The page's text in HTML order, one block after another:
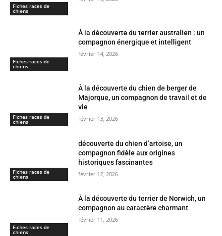
Fiches races de
chiens
Fiches races de
chiens
À la découverte du terrier australien : un
compagnon énergique et intelligent
février 14, 2026
Fiches races de
chiens
À la découverte du chien de berger de
Majorque, un compagnon de travail et de
vie
février 13, 2026
Fiches races de
chiens
découverte du chien d’artoise, un
compagnon fidèle aux origines
historiques fascinantes
février 12, 2026
Fiches races de
chiens
À la découverte du terrier de Norwich, un
compagnon au caractère charmant
février 11, 2026